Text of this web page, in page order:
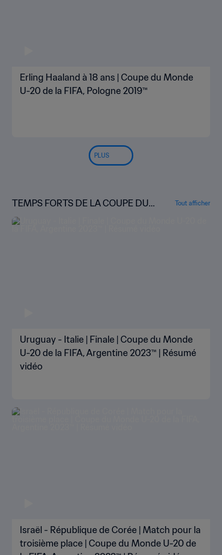
Erling Haaland à 18 ans | Coupe du Monde
U-20 de la FIFA, Pologne 2019™
PLUS
TEMPS FORTS DE LA COUPE DU
MONDE U-20 DE LA FIFA, ARGENT
INE 2023™
Tout afficher
Uruguay - Italie | Finale | Coupe du Monde
U-20 de la FIFA, Argentine 2023™ | Résumé
vidéo
Israël - République de Corée | Match pour la
troisième place | Coupe du Monde U-20 de